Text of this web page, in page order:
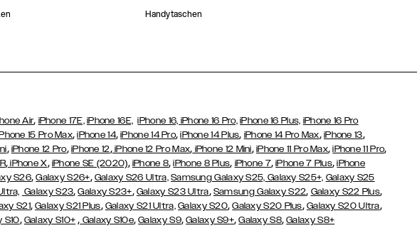
Handytaschen
Air, iPhone 17E, iPhone 16E, iPhone 16, iPhone 16 Pro, iPhone 16 Plus, iPhone 16 Pro
15 Pro Max,iPhone 14,iPhone 14 Pro,iPhone 14 Plus, iPhone 14 Pro Max, iPhone 13,
, iPhone 12 Pro, iPhone 12,iPhone 12 Pro Max, iPhone 12 Mini, iPhone 11 Pro Max,iPhone 11 Pro,
,iPhone X, iPhone SE (2020), iPhone 8,iPhone 8 Plus, iPhone 7,iPhone 7 Plus,iPhone
S26,Galaxy S26+, Galaxy S26 Ultra, Samsung Galaxy S25, Galaxy S25+, Galaxy S25
Galaxy S23,Galaxy S23+, Galaxy S23 Ultra, Samsung Galaxy S22, Galaxy S22 Plus,
S21,Galaxy S21 Plus, Galaxy S21 Ultra, Galaxy S20,Galaxy S20 Plus, Galaxy S20 Ultra,
S10, Galaxy S10+ , Galaxy S10e,Galaxy S9,Galaxy S9+,Galaxy S8,Galaxy S8+